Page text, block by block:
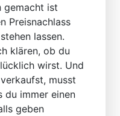
gemacht ist
Preisnachlass
lassen.
klären, ob du
wirst. Und
musst
du immer einen
geben